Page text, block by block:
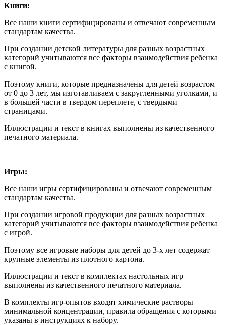
Книги:
Все наши книги сертифицированы и отвечают современным
стандартам качества.
При создании детской литературы для разных возрастных
категорий учитываются все факторы взаимодействия ребенка
с книгой.
Поэтому книги, которые предназначены для детей возрастом
от 0 до 3 лет, мы изготавливаем с закругленными уголками, и
в большей части в твердом переплете, с твердыми
страницами.
Иллюстрации и текст в книгах выполнены из качественного
печатного материала.
Игры:
Все наши игры сертифицированы и отвечают современным
стандартам качества.
При создании игровой продукции для разных возрастных
категорий учитываются все факторы взаимодействия ребенка
с игрой.
Поэтому все игровые наборы для детей до 3-х лет содержат
крупные элементы из плотного картона.
Иллюстрации и текст в комплектах настольных игр
выполнены из качественного печатного материала.
В комплекты игр-опытов входят химические растворы
минимальной концентрации, правила обращения с которыми
указаны в инструкциях к набору.